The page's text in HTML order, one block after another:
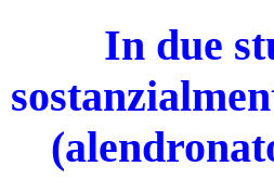
In due